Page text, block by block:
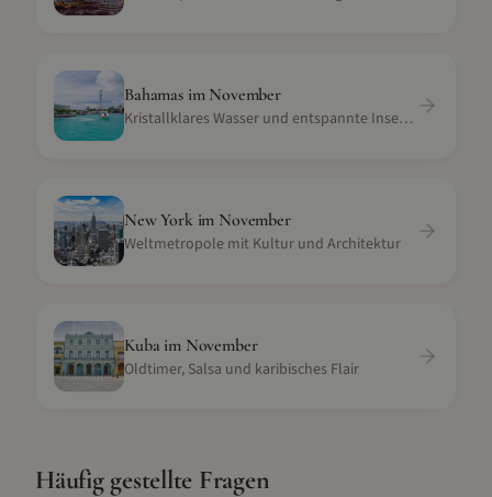
Bahamasim November
Kristallklares Wasser und entspannte Inselatmosphäre
New Yorkim November
Weltmetropole mit Kultur und Architektur
Kuba im November
Oldtimer, Salsa und karibisches Flair
Häufig gestellte Fragen